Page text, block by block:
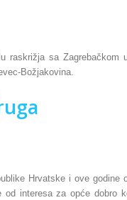
raskrižja sa Zagrebačkom
Božjakovina.
Hrvatske i ove
interesa za opće dobro